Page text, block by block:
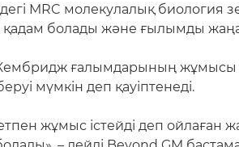
MRC молекулалық биология
қадам болады және ғылымды
ғалымдарының жұмысы
мүмкін деп қауіптенеді.
жұмыс істейді деп ойлаған